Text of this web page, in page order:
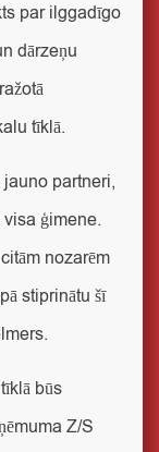
par ilggadīgo
dārzeņu
tīklā.
jauno partneri,
ģimene.
nozarēm
stiprinātu šī
būs
Z/S